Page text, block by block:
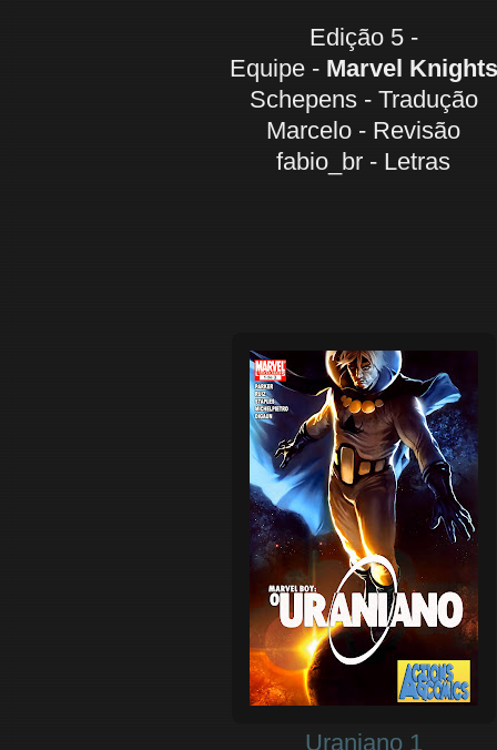
Edição 5 -
Equipe - Marvel Knights
Schepens - Tradução
Marcelo - Revisão
fabio_br - Letras
Uraniano 1